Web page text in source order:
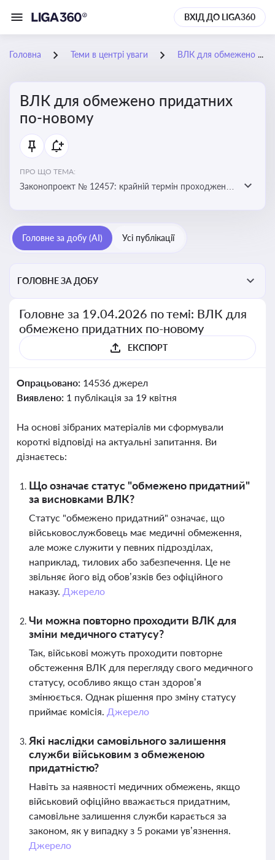
ВХІД ДО LIGA360
Головна Теми в центрі уваги ВЛК для обмежено придатних по-новому
ВЛК для обмежено придатних
по-новому
ПРО ЩО ТЕМА:
Законопроект № 12457: крайній термін проходження
Головне за добу (AI) Усі публікації
ГОЛОВНЕ ЗА ДОБУ
Головне за 19.04.2026 по темі: ВЛК для
обмежено придатних по-новому
ЕКСПОРТ
Опрацьовано: 14536 джерел
Виявлено: 1 публікація за 19 квітня
На основі зібраних матеріалів ми сформували
короткі відповіді на актуальні запитання. Ви
дізнаєтесь:
Що означає статус "обмежено придатний"
за висновками ВЛК?
Статус "обмежено придатний" означає, що
військовослужбовець має медичні обмеження,
але може служити у певних підрозділах,
наприклад, тилових або забезпечення. Це не
звільняє його від обов’язків без офіційного
наказу. Джерело
Чи можна повторно проходити ВЛК для
зміни медичного статусу?
Так, військові можуть проходити повторне
обстеження ВЛК для перегляду свого медичного
статусу, особливо якщо стан здоров’я
змінюється. Однак рішення про зміну статусу
приймає комісія. Джерело
Які наслідки самовільного залишення
служби військовим з обмеженою
придатністю?
Навіть за наявності медичних обмежень, якщо
військовий офіційно вважається придатним,
самовільне залишення служби карається за
законом, як у випадку з 5 роками ув’язнення.
Джерело